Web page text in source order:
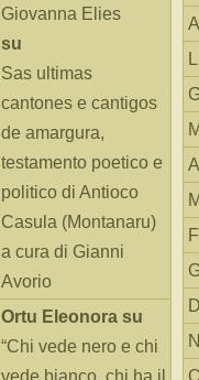
Giovanna Elies
su
Sas ultimas
cantones e cantigos
de amargura,
testamento poetico e
politico di Antioco
Casula (Montanaru)
a cura di Gianni
Avorio
Ortu Eleonora su
“Chi vede nero e chi
vede bianco, chi ha il